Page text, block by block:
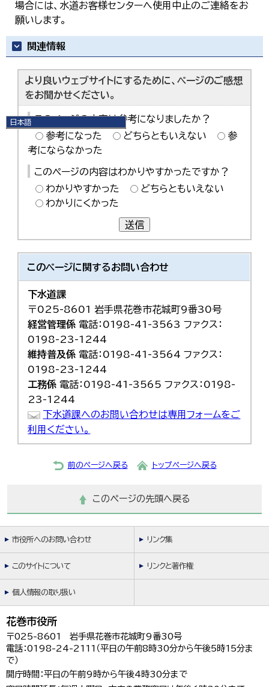
日本語
English
简体中文
繁體中文
場合には、水道お客様センターへ使用中止のご連絡をお
願いします。
関連情報
より良いウェブサイトにするために、ページのご感想
をお聞かせください。
このページの内容は参考になりましたか？
参考になった
どちらともいえない
参
考にならなかった
このページの内容はわかりやすかったですか？
わかりやすかった
どちらともいえない
わかりにくかった
送信
このページに関するお問い合わせ
下水道課
〒025-8601 岩手県花巻市花城町9番30号
経営管理係 電話：0198-41-3563 ファクス：
0198-23-1244
維持普及係 電話：0198-41-3564 ファクス：
0198-23-1244
工務係 電話：0198-41-3565 ファクス：0198-
23-1244
下水道課へのお問い合わせは専用フォームをご
利用ください。
前のページへ戻る トップページへ戻る
このページの先頭へ戻る
市役所へのお問い合わせ リンク集
このサイトについて リンクと著作権
個人情報の取り扱い
花巻市役所
〒025-8601 岩手県花巻市花城町9番30号
電話：0198-24-2111（平日の午前8時30分から午後5時15分ま
で）
開庁時間：平日の午前9時から午後4時30分まで